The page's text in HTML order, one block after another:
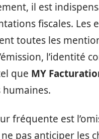
il est
fiscales. Les
toutes les
l’identité
que MY
humaines.
fréquente est
pas anticiper les